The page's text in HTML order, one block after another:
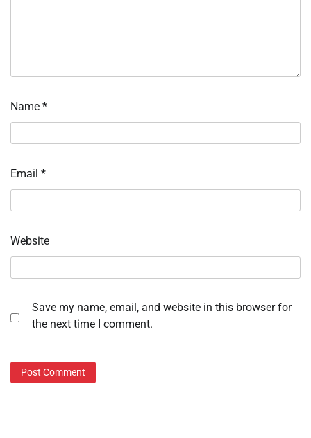
Name *
Email *
Website
Save my name, email, and website in this browser for
the next time I comment.